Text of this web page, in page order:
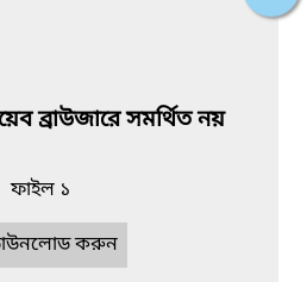
ব্রাউজারে সমর্থিত নয়
ফাইল ১
করুন